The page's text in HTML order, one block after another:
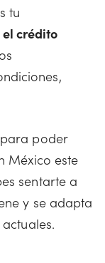
tu
crédito
poder
México este
sentarte a
y se adapta